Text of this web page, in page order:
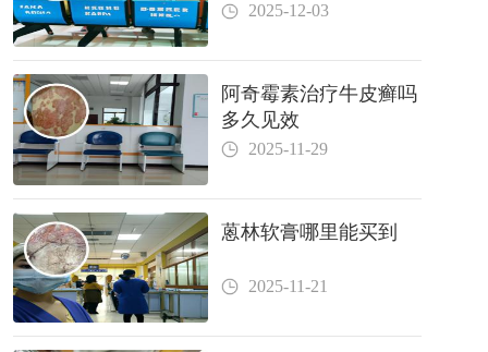
2025-12-03
阿奇霉素治疗牛皮癣吗
多久见效
2025-11-29
蒽林软膏哪里能买到
2025-11-21